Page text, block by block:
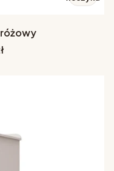
różowy